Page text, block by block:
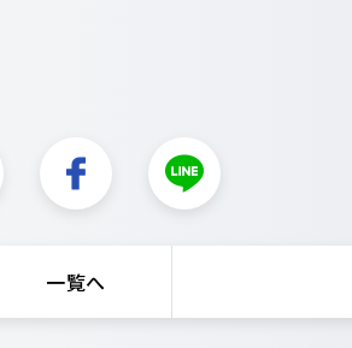
一覧へ